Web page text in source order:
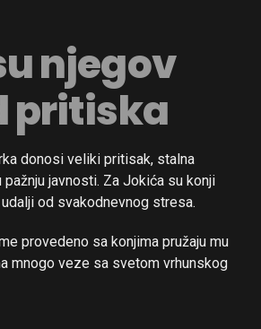
njegov
pritiska
donosi veliki pritisak, stalna
pažnju javnosti. Za Jokića su konji
od svakodnevnog stresa.
provedeno sa konjima pružaju mu
mnogo veze sa svetom vrhunskog